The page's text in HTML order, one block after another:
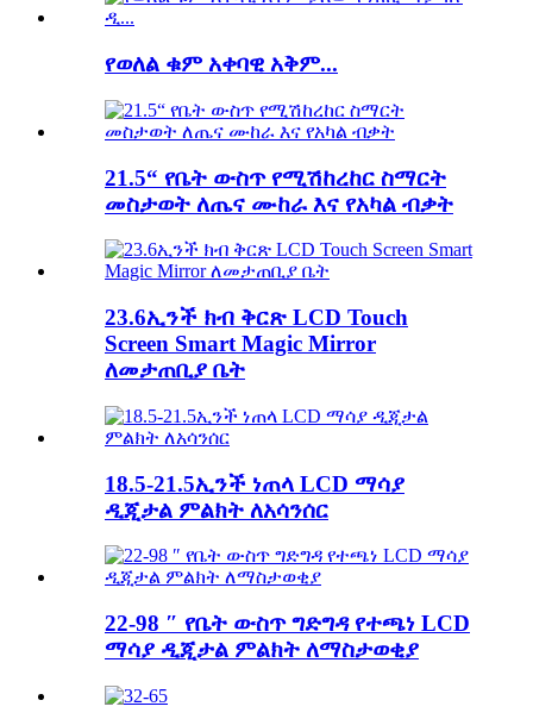
የወለል ቁም አቀባዊ አቅም...
21.5“ የቤት ውስጥ የሚሽከረከር ስማርት
መስታወት ለጤና ሙከራ እና የአካል ብቃት
23.6ኢንች ክብ ቅርጽ LCD Touch
Screen Smart Magic Mirror
ለመታጠቢያ ቤት
18.5-21.5ኢንች ነጠላ LCD ማሳያ
ዲጂታል ምልክት ለአሳንሰር
22-98 ″ የቤት ውስጥ ግድግዳ የተጫነ LCD
ማሳያ ዲጂታል ምልክት ለማስታወቂያ